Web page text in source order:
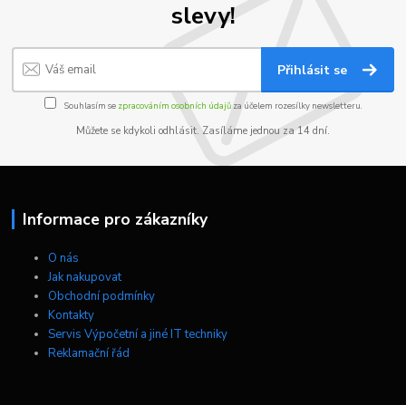
slevy!
Přihlásit se
Souhlasím se zpracováním osobních údajůza účelem rozesílky newsletteru.
Můžete se kdykoli odhlásit. Zasíláme jednou za 14 dní.
Informace pro zákazníky
O nás
Jak nakupovat
Obchodní podmínky
Kontakty
Servis Výpočetní a jiné IT techniky
Reklamační řád